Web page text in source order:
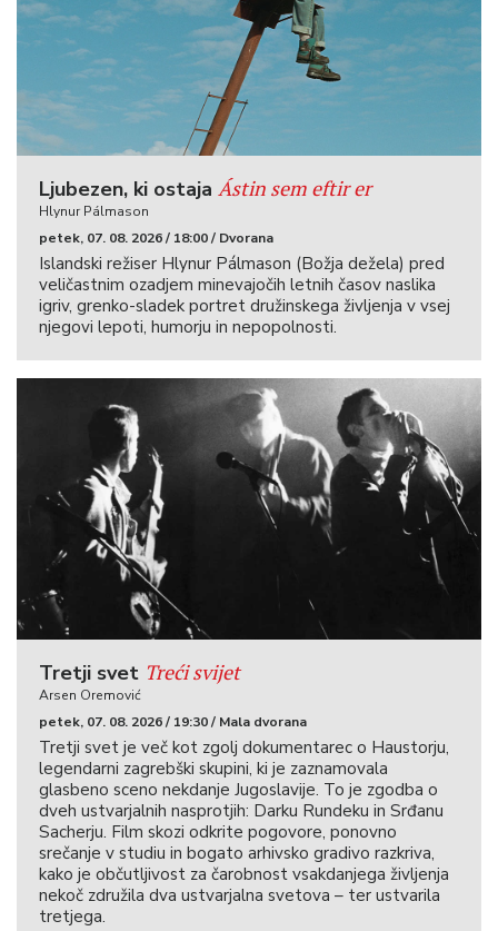
Ljubezen, ki ostaja Ástin sem eftir er
Hlynur Pálmason
petek, 07. 08. 2026 / 18:00 / Dvorana
Islandski režiser Hlynur Pálmason (Božja dežela) pred
veličastnim ozadjem minevajočih letnih časov naslika
igriv, grenko-sladek portret družinskega življenja v vsej
njegovi lepoti, humorju in nepopolnosti.
Tretji svet Treći svijet
Arsen Oremović
petek, 07. 08. 2026 / 19:30 / Mala dvorana
Tretji svet je več kot zgolj dokumentarec o Haustorju,
legendarni zagrebški skupini, ki je zaznamovala
glasbeno sceno nekdanje Jugoslavije. To je zgodba o
dveh ustvarjalnih nasprotjih: Darku Rundeku in Srđanu
Sacherju. Film skozi odkrite pogovore, ponovno
srečanje v studiu in bogato arhivsko gradivo razkriva,
kako je občutljivost za čarobnost vsakdanjega življenja
nekoč združila dva ustvarjalna svetova – ter ustvarila
tretjega.